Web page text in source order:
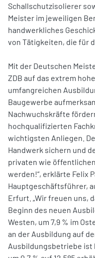
Schallschutzisolierer
Meister im jeweiligen
handwerkliches
von Tätigkeiten, die für
Mit der Deutschen
ZDB auf das extrem
umfangreichen
Baugewerbe
Nachwuchskräfte
hochqualifizierten
wichtigsten Anliegen.
Handwerk sichern und
privaten wie
werden!“, erklärte Felix
Hauptgeschäftsführer,
Erfurt. „Wir freuen uns,
Beginn des neuen
Westen, um 7,9 % im
an der Ausbildung auf
Ausbildungsbetriebe ist